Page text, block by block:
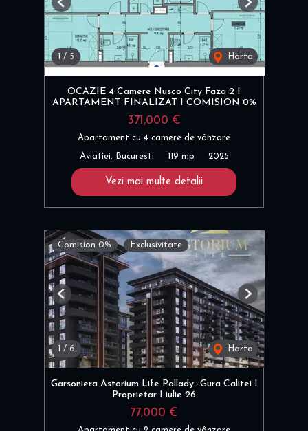
1 / 5 Harta
Previous Next
OCAZIE 4 Camere Nusco City Faza 2 I
APARTAMENT FINALIZAT I COMISION 0%
371,000 €
Apartament cu 4 camere de vânzare
Aviatiei, Bucuresti 119 mp 2025
Vezi mai multe detalii
Comision 0% Exclusivitate
1 / 6 Harta
Previous Next
Garsoniera Astorium Life Pallady -Gura Calitei I
Proprietar I iulie 26
77,000 €